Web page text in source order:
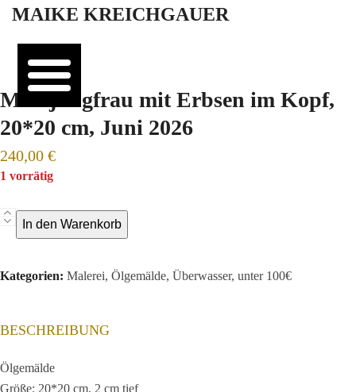
SkipMAIKE KREICHGAUER
Open
menu
Close
menu
Meerjungfrau mit Erbsen im Kopf,
20*20 cm, Juni 2026
240,00 €
1 vorrätig
Meerjungfrau
im
Juni
2026
In den Warenkorb
Kategorien: Malerei, Ölgemälde, Überwasser, unter 100€
BESCHREIBUNG
Ölgemälde
Größe: 20*20 cm, 2 cm tief